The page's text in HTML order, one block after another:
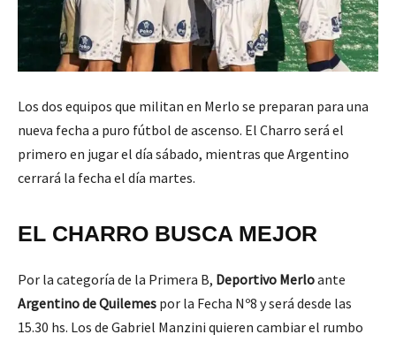
Los dos equipos que militan en Merlo se preparan para una
nueva fecha a puro fútbol de ascenso. El Charro será el
primero en jugar el día sábado, mientras que Argentino
cerrará la fecha el día martes.
EL CHARRO BUSCA MEJOR
Por la categoría de la Primera B, Deportivo Merloante
Argentinode Quilemes por la Fecha Nº8 y será desde las
15.30 hs. Los de Gabriel Manzini quieren cambiar el rumbo